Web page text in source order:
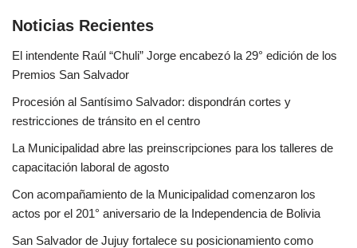
Noticias Recientes
El intendente Raúl “Chuli” Jorge encabezó la 29° edición de los
Premios San Salvador
Procesión al Santísimo Salvador: dispondrán cortes y
restricciones de tránsito en el centro
La Municipalidad abre las preinscripciones para los talleres de
capacitación laboral de agosto
Con acompañamiento de la Municipalidad comenzaron los
actos por el 201° aniversario de la Independencia de Bolivia
San Salvador de Jujuy fortalece su posicionamiento como